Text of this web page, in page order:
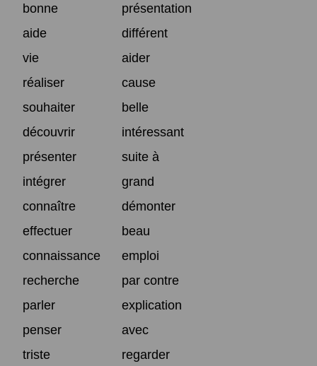
bonne
présentation
aide
différent
vie
aider
réaliser
cause
souhaiter
belle
découvrir
intéressant
présenter
suite à
intégrer
grand
connaître
démonter
effectuer
beau
connaissance
emploi
recherche
par contre
parler
explication
penser
avec
triste
regarder